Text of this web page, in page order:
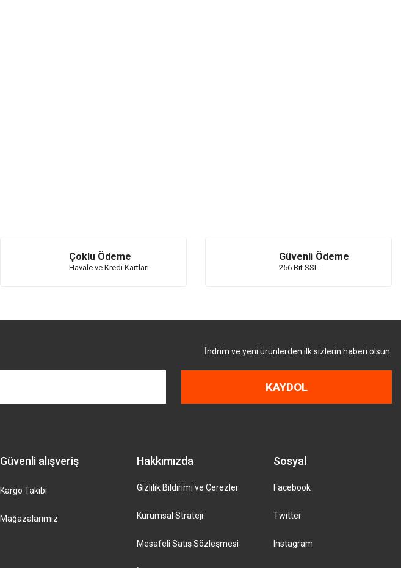
Çoklu Ödeme
Havale ve Kredi Kartları
Güvenli Ödeme
256 Bit SSL
İndrim ve yeni ürünlerden ilk sizlerin haberi olsun.
KAYDOL
Güvenli alışveriş
Kargo Takibi
Mağazalarımız
Hakkımızda
Gizlilik Bildirimi ve Çerezler
Kurumsal Strateji
Mesafeli Satış Sözleşmesi
Sosyal
Facebook
Twitter
Instagram